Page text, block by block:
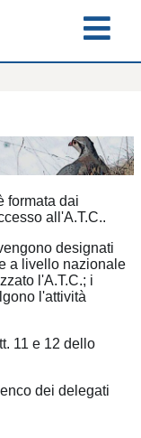
formata dai
all'A.T.C..
designati
a livello nazionale
l'A.T.C.; i
l'attività
11 e 12 dello
dei delegati